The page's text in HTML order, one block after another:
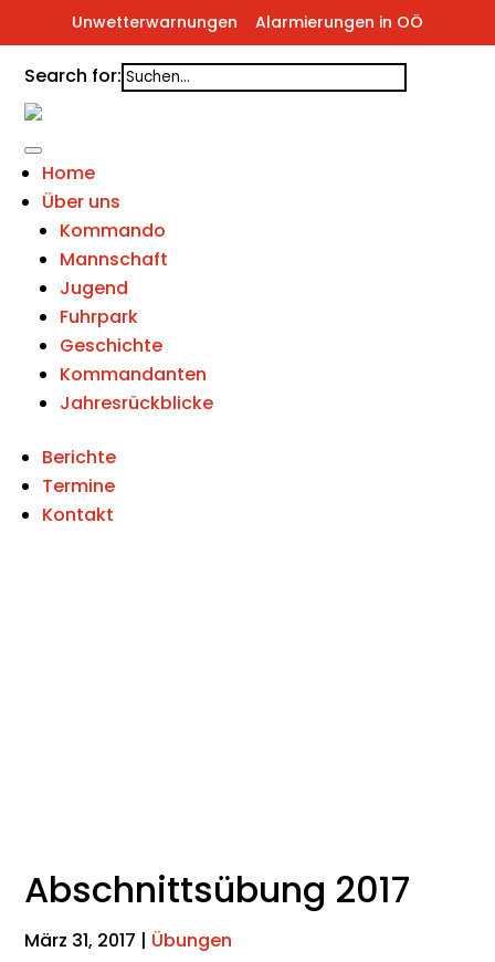
Unwetterwarnungen Alarmierungen in OÖ
Search for:
Home
Über uns
Kommando
Mannschaft
Jugend
Fuhrpark
Geschichte
Kommandanten
Jahresrückblicke
Berichte
Termine
Kontakt
Abschnittsübung 2017
März 31, 2017 | Übungen